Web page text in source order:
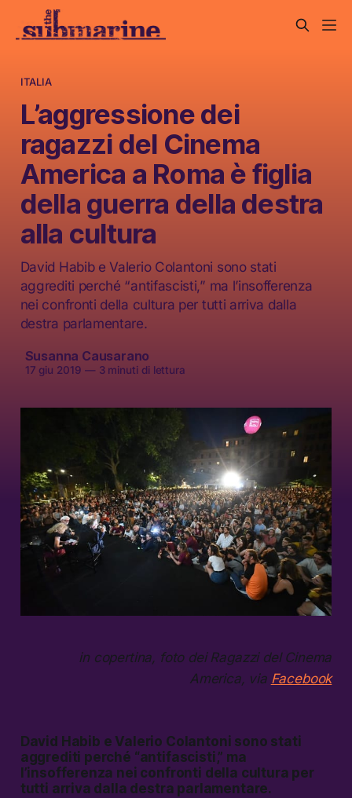
ITALIA
L’aggressione dei
ragazzi del Cinema
America a Roma è figlia
della guerra della destra
alla cultura
David Habib e Valerio Colantoni sono stati
aggrediti perché “antifascisti,” ma l’insofferenza
nei confronti della cultura per tutti arriva dalla
destra parlamentare.
Susanna Causarano
17 giu 2019 —3 minuti di lettura
in copertina, foto dei Ragazzi del Cinema
America, via Facebook
David Habib e Valerio Colantoni sono stati
aggrediti perché “antifascisti,” ma
l’insofferenza nei confronti della cultura per
tutti arriva dalla destra parlamentare.